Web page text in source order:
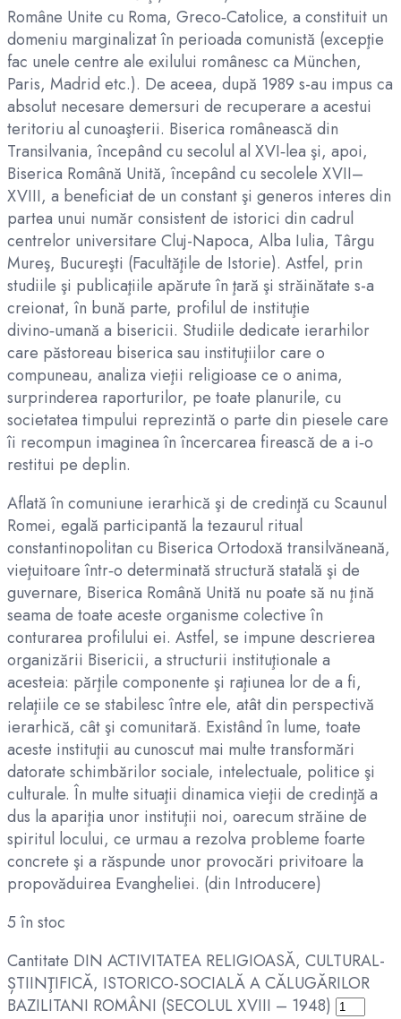
Române Unite cu Roma, Greco‑Catolice, a constituit un
domeniu marginalizat în perioada comunistă (excepţie
fac unele centre ale exilului românesc ca München,
Paris, Madrid etc.). De aceea, după 1989 s-au impus ca
absolut necesare demersuri de recuperare a acestui
teritoriu al cunoaşterii. Biserica românească din
Transilvania, începând cu secolul al XVI‑lea şi, apoi,
Biserica Română Unită, începând cu secolele XVII–
XVIII, a beneficiat de un constant şi generos interes din
partea unui număr consistent de istorici din cadrul
centrelor universitare Cluj-Napoca, Alba Iulia, Târgu
Mureş, Bucureşti (Facultăţile de Istorie). Astfel, prin
studiile şi publicaţiile apărute în ţară şi străinătate s-a
creionat, în bună parte, profilul de instituţie
divino‑umană a bisericii. Studiile dedicate ierarhilor
care păstoreau biserica sau instituţiilor care o
compuneau, analiza vieţii religioase ce o anima,
surprinderea raporturilor, pe toate planurile, cu
societatea timpului reprezintă o parte din piesele care
îi recompun imaginea în încercarea firească de a i‑o
restitui pe deplin.
Aflată în comuniune ierarhică şi de credinţă cu Scaunul
Romei, egală participantă la tezaurul ritual
constantinopolitan cu Biserica Ortodoxă transilvăneană,
vieţuitoare într‑o determinată structură statală şi de
guvernare, Biserica Română Unită nu poate să nu ţină
seama de toate aceste organisme colective în
conturarea profilului ei. Astfel, se impune descrierea
organizării Bisericii, a structurii instituţionale a
acesteia: părţile componente şi raţiunea lor de a fi,
relaţiile ce se stabilesc între ele, atât din perspectivă
ierarhică, cât şi comunitară. Existând în lume, toate
aceste instituţii au cunoscut mai multe transformări
datorate schimbărilor sociale, intelectuale, politice şi
culturale. În multe situaţii dinamica vieţii de credinţă a
dus la apariţia unor instituţii noi, oarecum străine de
spiritul locului, ce urmau a rezolva probleme foarte
concrete şi a răspunde unor provocări privitoare la
propovăduirea Evangheliei. (din Introducere)
5 în stoc
Cantitate DIN ACTIVITATEA RELIGIOASĂ, CULTURAL-
ȘTIINŢIFICĂ, ISTORICO-SOCIALĂ A CĂLUGĂRILOR
BAZILITANI ROMÂNI (SECOLUL XVIII – 1948)